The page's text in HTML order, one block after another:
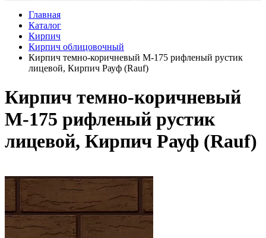
Главная
Каталог
Кирпич
Кирпич облицовочный
Кирпич темно-коричневый М-175 рифленый рустик
лицевой, Кирпич Рауф (Rauf)
Кирпич темно-коричневый
М-175 рифленый рустик
лицевой, Кирпич Рауф (Rauf)